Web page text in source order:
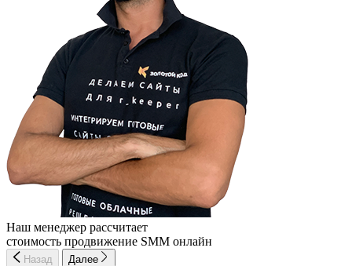
Наш менеджер рассчитает
стоимость продвижение SMM онлайн
Назад Далее